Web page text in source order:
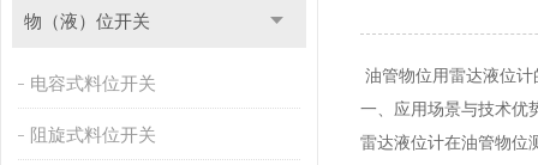
物（液）位开关
电容式料位开关
阻旋式料位开关
油管物位用雷达液位
一、应用场景与技术优
雷达液位计在油管物位